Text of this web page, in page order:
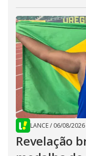
LANCE/ 06/08/2026
Revelação